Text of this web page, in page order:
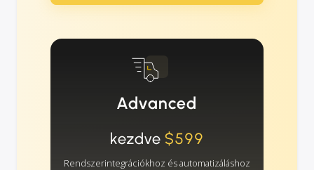
Advanced
kezdve$599
Rendszerintegrációkhoz és automatizáláshoz